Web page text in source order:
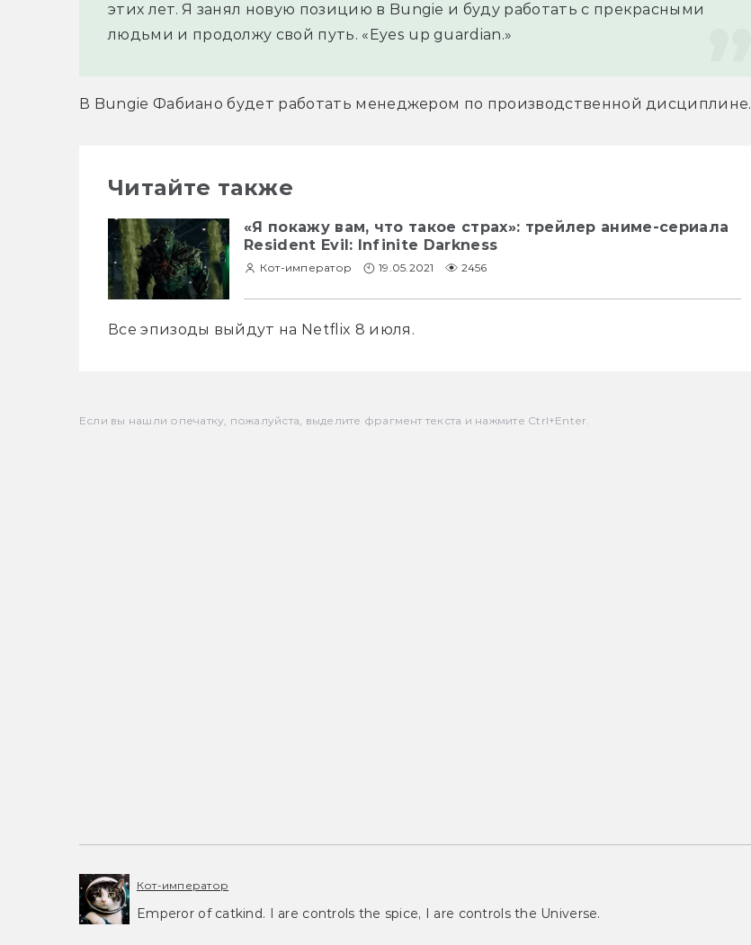
этих лет. Я занял новую позицию в Bungie и буду работать с прекрасными
людьми и продолжу свой путь. «Eyes up guardian.»
В Bungie Фабиано будет работать менеджером по производственной дисциплине.
Читайте также
«Я покажу вам, что такое страх»: трейлер аниме-сериала
Resident Evil: Infinite Darkness
Кот-император 19.05.2021 2456
Все эпизоды выйдут на Netflix 8 июля.
Если вы нашли опечатку, пожалуйста, выделите фрагмент текста и нажмите Ctrl+Enter.
Кот-император
Emperor of catkind. I are controls the spice, I are controls the Universe.